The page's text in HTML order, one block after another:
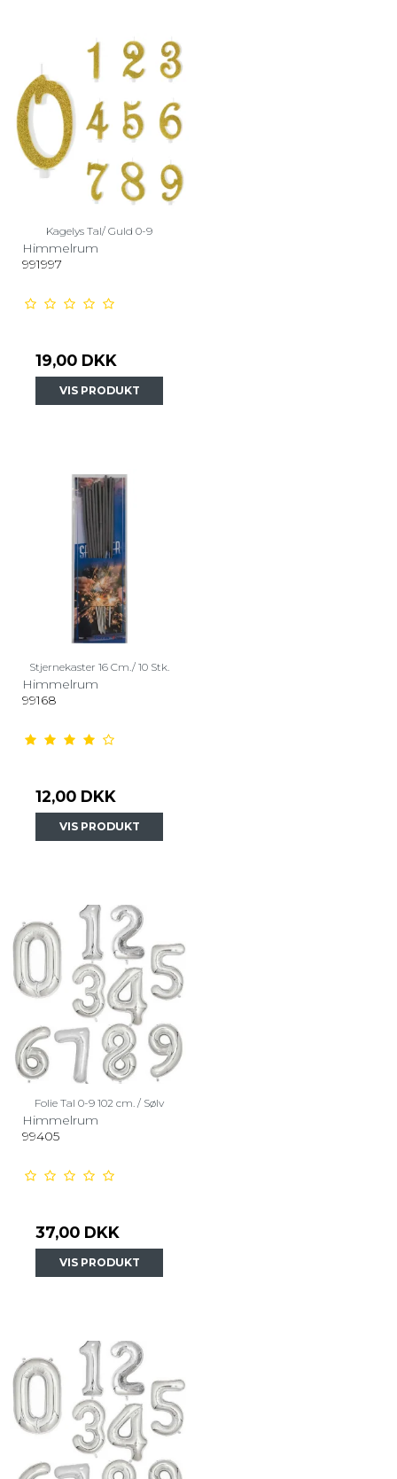
Kagelys Tal/ Guld 0-9
Himmelrum
991997
19,00 DKK
VIS PRODUKT
Stjernekaster 16 Cm./ 10 Stk.
Himmelrum
99168
12,00 DKK
VIS PRODUKT
Folie Tal 0-9 102 cm. / Sølv
Himmelrum
99405
37,00 DKK
VIS PRODUKT